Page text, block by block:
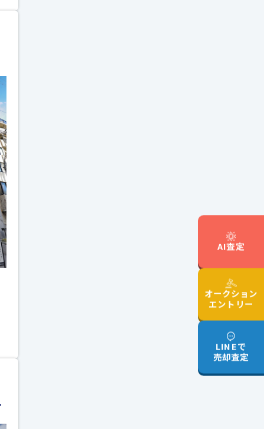
AI査定
オークション
エントリー
LINEで
売却査定